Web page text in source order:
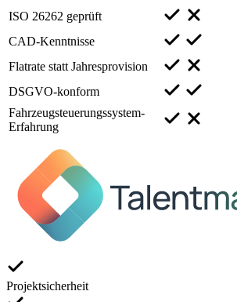
ISO 26262 geprüft
CAD-Kenntnisse
Flatrate statt Jahresprovision
DSGVO-konform
Fahrzeugsteuerungssystem-
Erfahrung
Projektsicherheit